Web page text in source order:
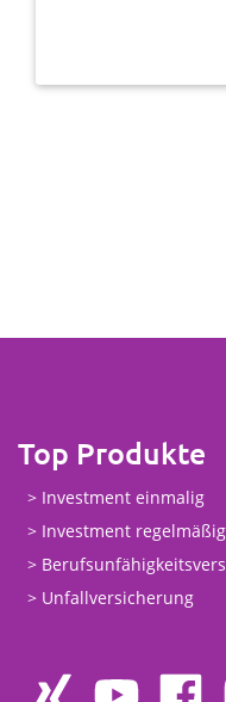
Top Produkte
Investment einmalig
Investment regelmäßig
Unfallversicherung